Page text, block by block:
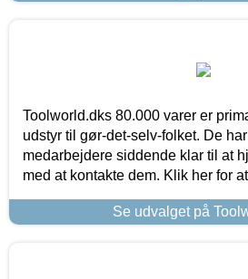
Toolworld.dks 80.000 varer er
udstyr til gør-det-selv-folket. De
medarbejdere siddende klar til at
med at kontakte dem. Klik her for
Se udvalget på